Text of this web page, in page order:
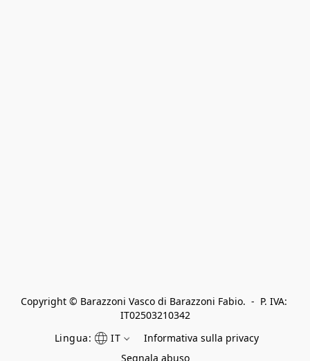
Copyright © Barazzoni Vasco di Barazzoni Fabio.  -  P. IVA:
IT02503210342
Lingua:
IT
Informativa sulla privacy
Segnala abuso